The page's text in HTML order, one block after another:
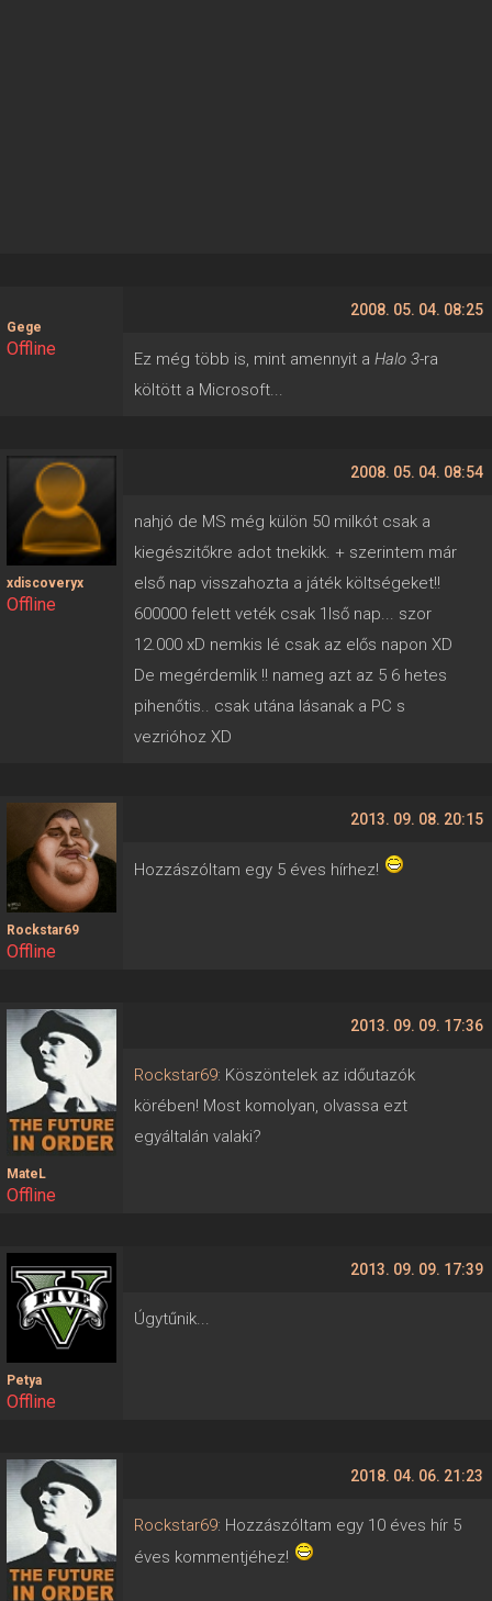
Gege
Offline
2008. 05. 04. 08:25
Ez még több is, mint amennyit a Halo 3-ra
költött a Microsoft...
xdiscoveryx
Offline
2008. 05. 04. 08:54
nahjó de MS még külön 50 milkót csak a
kiegészitőkre adot tnekikk. + szerintem már
első nap visszahozta a játék költségeket!!
600000 felett veték csak 1lső nap... szor
12.000 xD nemkis lé csak az elős napon XD
De megérdemlik !! nameg azt az 5 6 hetes
pihenőtis.. csak utána lásanak a PC s
vezrióhoz XD
Rockstar69
Offline
2013. 09. 08. 20:15
Hozzászóltam egy 5 éves hírhez!
MateL
Offline
2013. 09. 09. 17:36
Rockstar69: Köszöntelek az időutazók
körében! Most komolyan, olvassa ezt
egyáltalán valaki?
Petya
Offline
2013. 09. 09. 17:39
Úgytűnik...
2018. 04. 06. 21:23
Rockstar69: Hozzászóltam egy 10 éves hír 5
éves kommentjéhez!